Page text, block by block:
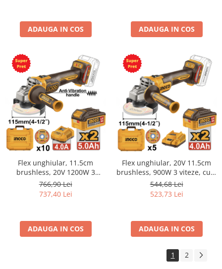
ADAUGA IN COS ADAUGA IN COS
Flex unghiular, 11.5cm
brushless, 20V 1200W 3
viteze, 2 acumulatori 5Ah set
766,90 Lei
737,40 Lei
ADAUGA IN COS
Flex unghiular, 20V 11.5cm
brushless, 900W 3 viteze, cu 2
acumulatori 4.0Ah
544,68 Lei
523,73 Lei
ADAUGA IN COS
1 2